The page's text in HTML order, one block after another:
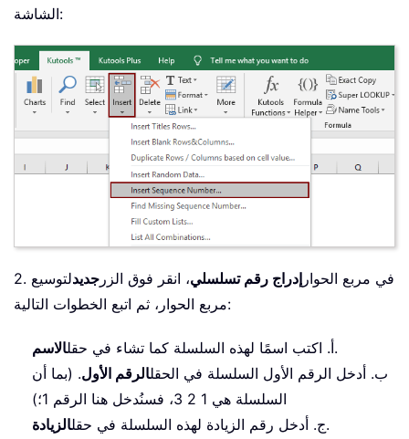
الشاشة:
2. في مربع الحوار إدراج رقم تسلسلي، انقر فوق الزر جديدلتوسيع
مربع الحوار، ثم اتبع الخطوات التالية:
أ. اكتب اسمًا لهذه السلسلة كما تشاء في حقلالاسم
.
ب. أدخل الرقم الأول السلسلة في الحقلالرقم الأول. (بما أن
السلسلة هي 1 2 3، فسنُدخل هنا الرقم 1؛)
ج. أدخل رقم الزيادة لهذه السلسلة في حقلالزيادة
.